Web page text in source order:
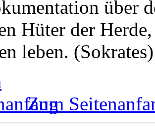
über
Hüter der
leben. (Sokrates)
Zum